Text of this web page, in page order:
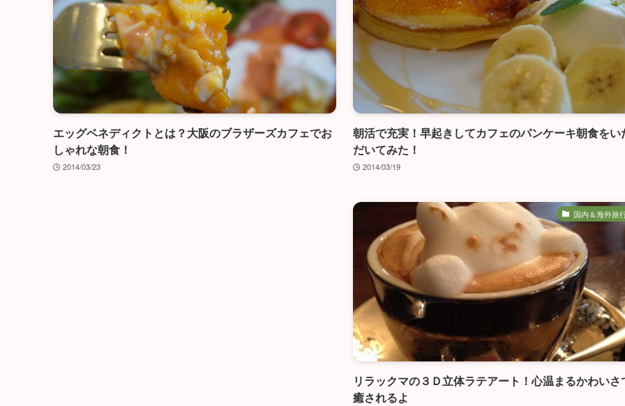
エッグベネディクトとは？大阪のブラザーズカフェでお
しゃれな朝食！
2014/03/23
朝活で充実！早起きしてカフェのパンケーキ朝食をい
だいてみた！
2014/03/19
国内＆海外旅
リラックマの３Ｄ立体ラテアート！心温まるかわいさ
癒されるよ